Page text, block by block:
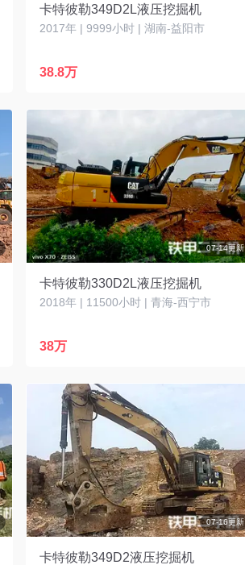
卡特彼勒349D2L液压挖掘机
2017年 | 9999小时 | 湖南-益阳市
38.8万
07-14更新
卡特彼勒330D2L液压挖掘机
2018年 | 11500小时 | 青海-西宁市
38万
07-16更新
卡特彼勒349D2液压挖掘机